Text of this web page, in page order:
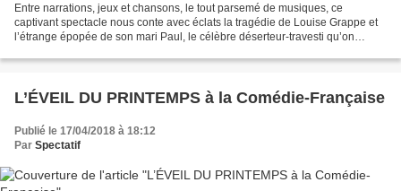
Entre narrations, jeux et chansons, le tout parsemé de musiques, ce
captivant spectacle nous conte avec éclats la tragédie de Louise Grappe et
l’étrange épopée de son mari Paul, le célèbre déserteur-travesti qu’on
L’ÉVEIL DU PRINTEMPS à la Comédie-Française
Publié le 17/04/2018 à 18:12
Par Spectatif